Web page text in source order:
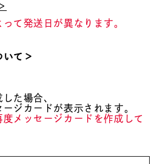
て発送日が異なります。
いて＞
た場合、
ジカードが表示されます。
メッセージカードを作成して